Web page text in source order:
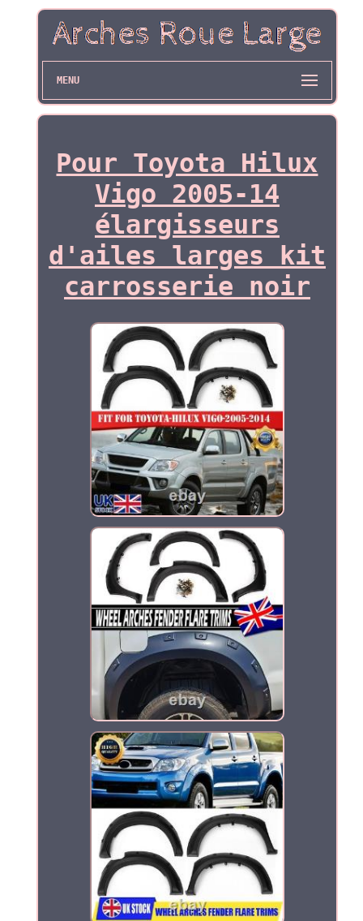
MENU
Pour Toyota Hilux
Vigo 2005-14
élargisseurs
d'ailes larges kit
carrosserie noir